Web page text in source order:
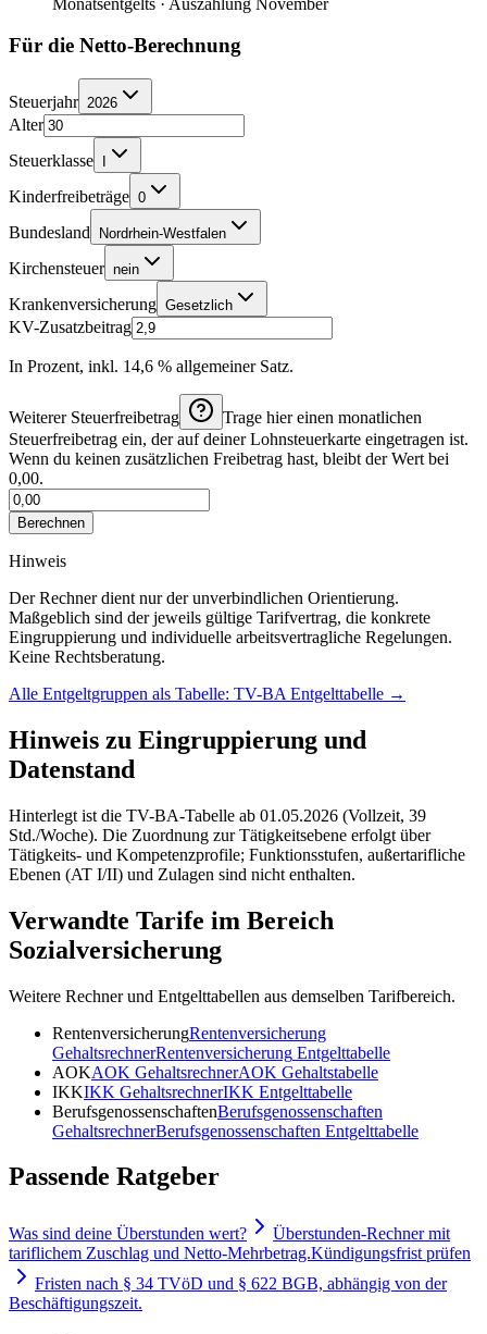
Für die Netto-Berechnung
Steuerjahr 2026
Alter
Steuerklasse
Kinderfreibeträge 0
Bundesland Nordrhein-Westfalen
Kirchensteuer nein
Krankenversicherung Gesetzlich
KV-Zusatzbeitrag
In Prozent, inkl. 14,6 % allgemeiner Satz.
Weiterer Steuerfreibetrag
Trage hier einen monatlichen
Steuerfreibetrag ein, der auf deiner Lohnsteuerkarte eingetragen ist.
Wenn du keinen zusätzlichen Freibetrag hast, bleibt der Wert bei
0,00.
Berechnen
Hinweis
Der Rechner dient nur der unverbindlichen Orientierung.
Maßgeblich sind der jeweils gültige Tarifvertrag, die konkrete
Eingruppierung und individuelle arbeitsvertragliche Regelungen.
Keine Rechtsberatung.
Alle Entgeltgruppen als Tabelle: TV-BA Entgelttabelle →
Hinweis zu Eingruppierung und
Datenstand
Hinterlegt ist die TV-BA-Tabelle ab 01.05.2026 (Vollzeit, 39
Std./Woche). Die Zuordnung zur Tätigkeitsebene erfolgt über
Tätigkeits- und Kompetenzprofile; Funktionsstufen, außertarifliche
Ebenen (AT I/II) und Zulagen sind nicht enthalten.
Verwandte Tarife im Bereich
Sozialversicherung
Weitere Rechner und Entgelttabellen aus demselben Tarifbereich.
RentenversicherungRentenversicherung
GehaltsrechnerRentenversicherung Entgelttabelle
AOKAOK GehaltsrechnerAOK Gehaltstabelle
IKKIKK GehaltsrechnerIKK Entgelttabelle
BerufsgenossenschaftenBerufsgenossenschaften
GehaltsrechnerBerufsgenossenschaften Entgelttabelle
Passende Ratgeber
Was sind deine Überstunden wert?
Überstunden-Rechner mit
tariflichem Zuschlag und Netto-Mehrbetrag.Kündigungsfrist prüfen
Fristen nach § 34 TVöD und § 622 BGB, abhängig von der
Beschäftigungszeit.